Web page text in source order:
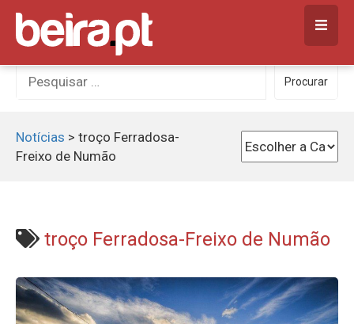
Skip
content
Procurar
por:
Procurar
Notícias > troço Ferradosa-
Freixo de Numão
troço Ferradosa-Freixo de Numão